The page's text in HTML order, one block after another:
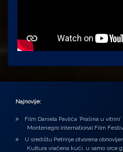
Najnovije:
Film Daniela Pavlića ‘Prašina u
Montenegro International Film
U središtu Petrinje otvorena
Kultura vraćena kući, u samo srce